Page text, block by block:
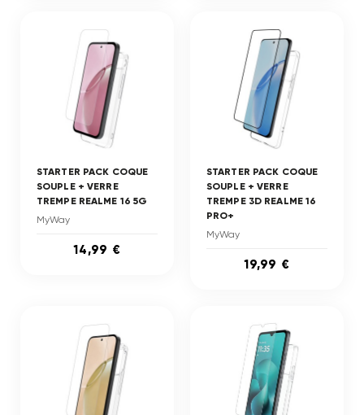
STARTER PACK COQUE
SOUPLE + VERRE
TREMPE REALME 16 5G
MyWay
14,99 €
STARTER PACK COQUE
SOUPLE + VERRE
TREMPE 3D REALME 16
PRO+
MyWay
19,99 €